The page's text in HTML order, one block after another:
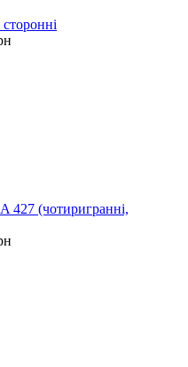
427 (чотиригранні,